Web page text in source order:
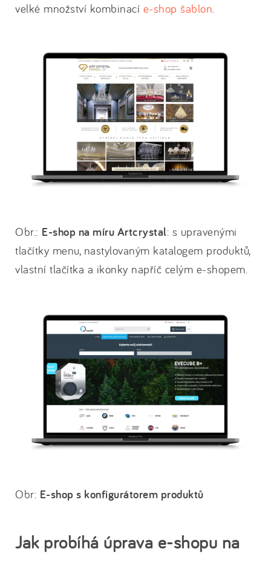
velké množství kombinací e-shop šablon.
Obr.: E-shop na míru Artcrystal: s upravenými
tlačítky menu, nastylovaným katalogem produktů,
vlastní tlačítka a ikonky napříč celým e-shopem.
Obr: E-shop s konfigurátorem produktů
Jak probíhá úprava e-shopu na